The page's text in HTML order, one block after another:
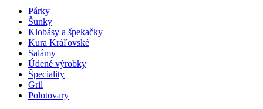
Párky
Šunky
Klobásy a špekačky
Kura Kráľovské
Salámy
Údené výrobky
Špeciality
Gril
Polotovary